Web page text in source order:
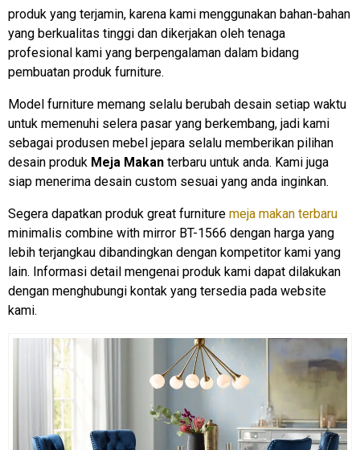
produk yang terjamin, karena kami menggunakan bahan-bahan
yang berkualitas tinggi dan dikerjakan oleh tenaga
profesional kami yang berpengalaman dalam bidang
pembuatan produk furniture.
Model furniture memang selalu berubah desain setiap waktu
untuk memenuhi selera pasar yang berkembang, jadi kami
sebagai produsen mebel jepara selalu memberikan pilihan
desain produk Meja Makan terbaru untuk anda. Kami juga
siap menerima desain custom sesuai yang anda inginkan.
Segera dapatkan produk great furniture meja makan terbaru
minimalis combine with mirror BT-1566 dengan harga yang
lebih terjangkau dibandingkan dengan kompetitor kami yang
lain. Informasi detail mengenai produk kami dapat dilakukan
dengan menghubungi kontak yang tersedia pada website
kami.